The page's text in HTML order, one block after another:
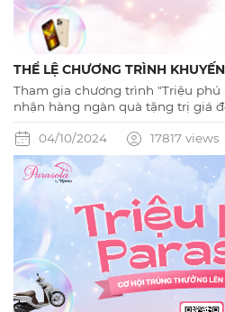
THỂ LỆ CHƯƠNG TRÌNH
Tham gia chương trình "Triệu phú
nhận hàng ngàn quà tặng trị giá
04/10/2024 17817 views